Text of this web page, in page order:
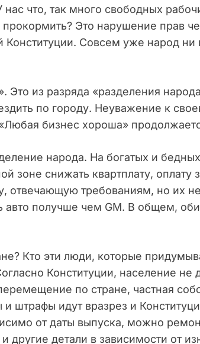
нас что, так много свободных
Это нарушение прав
Конституции. Совсем уже народ ни
Это из разряда «разделения
по городу. Неуважение к
бизнес хороша»
народа. На богатых и
зоне снижать квартплату, оплату
отвечающую требованиям, но их
авто получше чем GM. В общем,
Кто эти люди, которые
Конституции, население не
по стране, частная
штрафы идут вразрез и
от даты выпуска, можно
другие детали в зависимости от